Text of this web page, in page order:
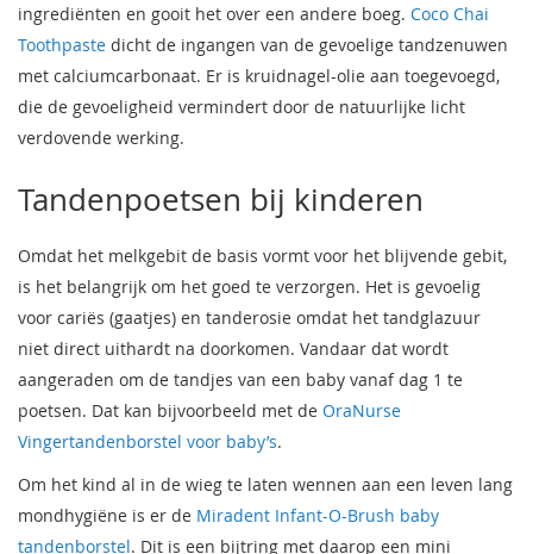
ingrediënten en gooit het over een andere boeg. Coco Chai
Toothpaste dicht de ingangen van de gevoelige tandzenuwen
met calciumcarbonaat. Er is kruidnagel-olie aan toegevoegd,
die de gevoeligheid vermindert door de natuurlijke licht
verdovende werking.
Tandenpoetsen bij kinderen
Omdat het melkgebit de basis vormt voor het blijvende gebit,
is het belangrijk om het goed te verzorgen. Het is gevoelig
voor cariës (gaatjes) en tanderosie omdat het tandglazuur
niet direct uithardt na doorkomen. Vandaar dat wordt
aangeraden om de tandjes van een baby vanaf dag 1 te
poetsen. Dat kan bijvoorbeeld met de OraNurse
Vingertandenborstel voor baby’s.
Om het kind al in de wieg te laten wennen aan een leven lang
mondhygiëne is er de Miradent Infant-O-Brush baby
tandenborstel. Dit is een bijtring met daarop een mini